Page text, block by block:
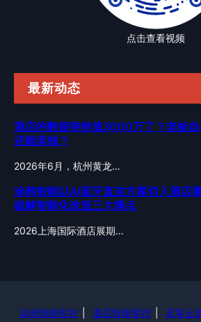
点击查看视频
最新动态
酒店的数据突然值3000万了？老板
还能卖钱？
2026年6月，杭州黄龙…
涂鸦智能以AI蓝牙直连方案切入酒店
破解智能化改造三大痛点
2026上海国际酒店展期…
涂鸦智能客控 酒店智能客控 蓝客云